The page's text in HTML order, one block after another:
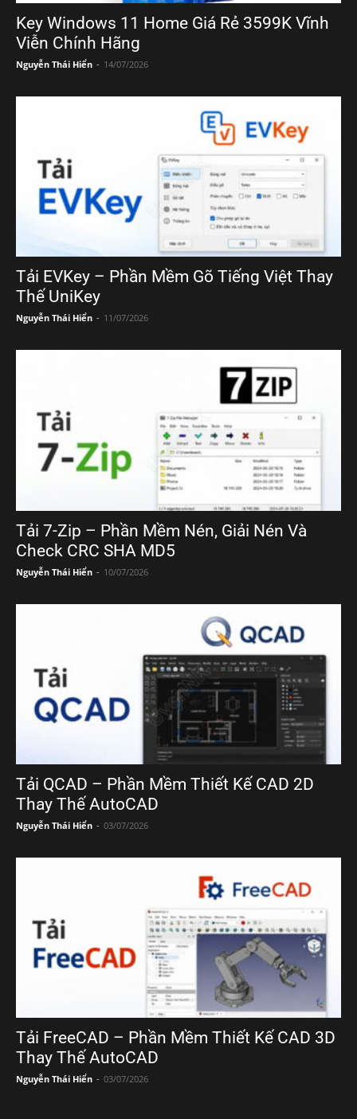
Key Windows 11 Home Giá Rẻ 3599K Vĩnh
Viễn Chính Hãng
Nguyễn Thái Hiển - 14/07/2026
Tải EVKey – Phần Mềm Gõ Tiếng Việt Thay
Thế UniKey
Nguyễn Thái Hiển - 11/07/2026
Tải 7-Zip – Phần Mềm Nén, Giải Nén Và
Check CRC SHA MD5
Nguyễn Thái Hiển - 10/07/2026
Tải QCAD – Phần Mềm Thiết Kế CAD 2D
Thay Thế AutoCAD
Nguyễn Thái Hiển - 03/07/2026
Tải FreeCAD – Phần Mềm Thiết Kế CAD 3D
Thay Thế AutoCAD
Nguyễn Thái Hiển - 03/07/2026